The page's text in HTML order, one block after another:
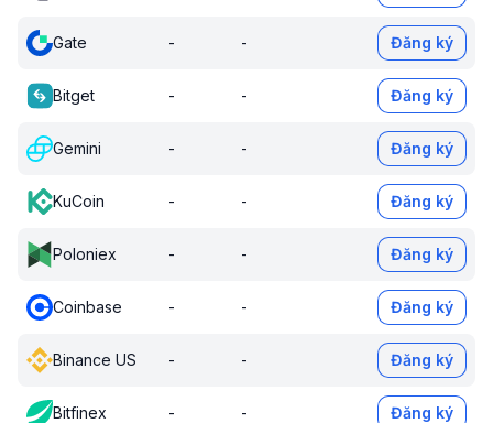
Gate - - Đăng ký
Bitget - - Đăng ký
Gemini - - Đăng ký
KuCoin - - Đăng ký
Poloniex - - Đăng ký
Coinbase - - Đăng ký
Binance US - - Đăng ký
Bitfinex - - Đăng ký